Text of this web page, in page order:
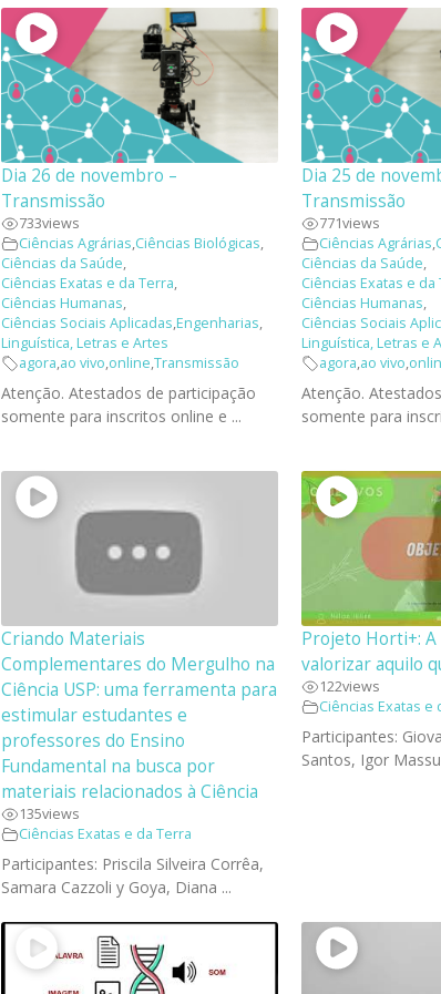
Dia 26 de novembro –
Transmissão
733views
Ciências Agrárias,Ciências Biológicas,
Ciências da Saúde,
Ciências Exatas e da Terra,
Ciências Humanas,
Ciências Sociais Aplicadas,Engenharias,
Linguística, Letras e Artes
agora,ao vivo,online,Transmissão
Atenção. Atestados de participação
somente para inscritos online e ...
Dia 25 de
Transmissão
771views
Ciências Agrárias,
Ciências da Saúde,
Ciências Exatas e da
Ciências Humanas,
Ciências Sociais
Linguística, Letras e
agora,ao vivo,
Atenção.
somente para
Criando Materiais
Complementares do Mergulho na
Ciência USP: uma ferramenta para
estimular estudantes e
professores do Ensino
Fundamental na busca por
materiais relacionados à Ciência
135views
Ciências Exatas e da Terra
Participantes: Priscila Silveira Corrêa,
Samara Cazzoli y Goya, Diana ...
Projeto Horti+:
valorizar aquilo
122views
Ciências Exatas e
Participantes:
Santos, Igor